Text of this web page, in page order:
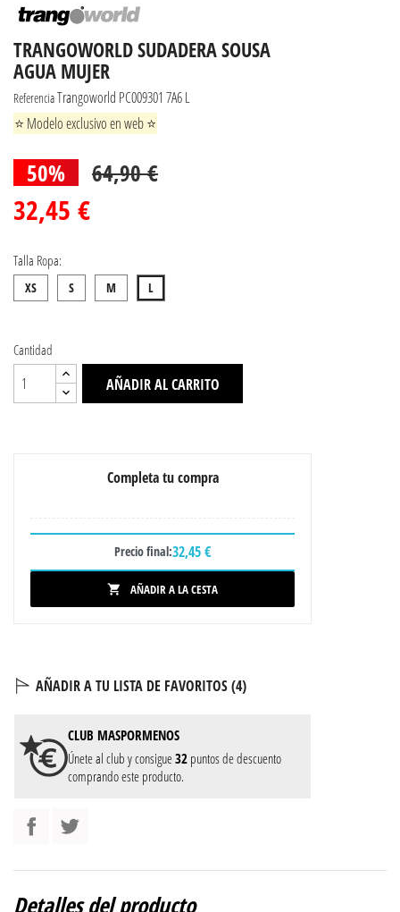
TRANGOWORLD SUDADERA SOUSA
AGUA MUJER
ReferenciaTrangoworld PC009301 7A6 L
⭐ Modelo exclusivo en web ⭐
50% 64,90 €
32,45 €
Talla Ropa:
XS S M L
Cantidad
AÑADIR AL CARRITO
Completa tu compra
Precio final:32,45 €
 AÑADIR A LA CESTA
AÑADIR A TU LISTA DE FAVORITOS (4)
CLUB MASPORMENOS
Únete al club y consigue32 puntos de descuento
comprando este producto.
Detalles del producto